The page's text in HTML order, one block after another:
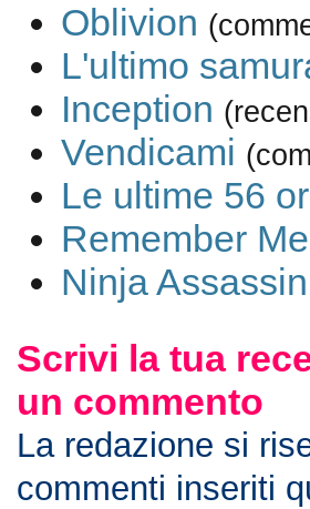
Oblivion
L'ultimo
Inception
Vendicami
Le ultime 56
Remember Me
Ninja Assassin
Scrivi la tua
un commento
La redazione si
commenti inseriti